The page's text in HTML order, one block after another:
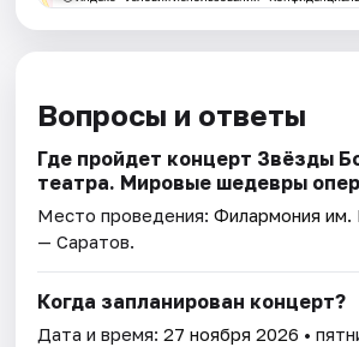
Вопросы и ответы
Где пройдет концерт Звёзды
театра. Мировые шедевры
Место проведения:Филармония им.
— Саратов.
Когда запланирован концерт?
Дата и время:27 ноября 2026 •